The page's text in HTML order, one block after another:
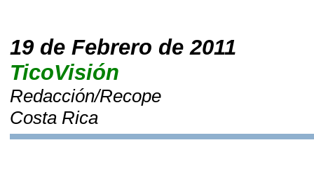
19 de Febrero de 2011
TicoVisión
Redacción/Recope
Costa Rica